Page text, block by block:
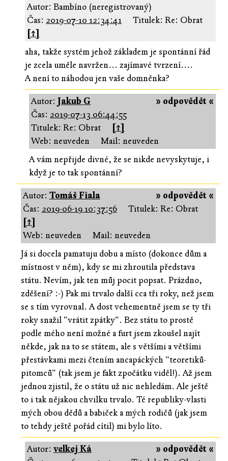
Autor: Bambíno (neregistrovaný)
Čas: 2019-07-10 12:34:41
Titulek: Re: Obrat
[↑]
aha, takže systém jehož základem je spontánní řád
je zcela uměle navržen... zajímavé tvrzení....
A není to náhodou jen vaše domněnka?
» odpovědět «
Autor:Jakub G
Čas: 2019-07-13 06:44:55
Titulek: Re: Obrat
[↑]
Web: neuveden
Mail: neuveden
A vám nepřijde divné, že se nikde nevyskytuje, i
když je to tak spontánní?
» odpovědět «
Autor: Tomáš Fiala
Čas: 2019-06-19 10:37:56
Titulek: Re: Obrat
[↑]
Web: neuveden
Mail: neuveden
Já si docela pamatuju dobu a místo (dokonce dům a
místnost v něm), kdy se mi zhroutila představa
státu. Nevím, jak ten můj pocit popsat. Prázdno,
zděšení? :-) Pak mi trvalo další cca tři roky, než jsem
se s tím vyrovnal. A dost vehementně jsem se ty tři
roky snažil "vrátit zpátky". Bez státu to prostě
podle mého není možné a furt jsem zkoušel najít
někde, jak na to se státem, ale s většími a většími
přestávkami mezi čtením ancapáckých "teoretiků-
pitomců" (tak jsem je fakt zpočátku viděl!). Až jsem
jednou zjistil, že o státu už nic nehledám. Ale ještě
to i tak nějakou chvilku trvalo. Té republiky-vlasti
mých obou dědů a babiček a mých rodičů (jak jsem
to tehdy ještě pořád cítil) mi bylo líto.
» odpovědět «
Autor: velkej Ká